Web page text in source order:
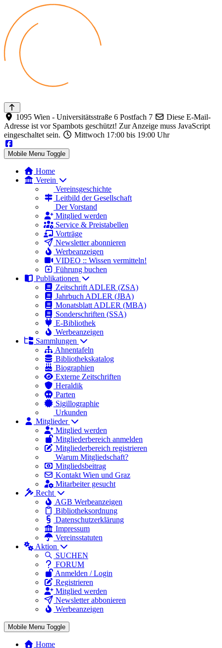
1095 Wien - Universitätsstraße 6 Postfach 7
Diese E-Mail-
Adresse ist vor Spambots geschützt! Zur Anzeige muss JavaScript
eingeschaltet sein.
Mittwoch 17:00 bis 19:00 Uhr
Mobile Menu Toggle
Home
Verein
Vereinsgeschichte
Leitbild der Gesellschaft
Der Vorstand
Mitglied werden
Service & Preistabellen
Vorträge
Newsletter abonnieren
Werbeanzeigen
VIDEO :: Wissen vermitteln!
Führung buchen
Publikationen
Zeitschrift ADLER (ZSA)
Jahrbuch ADLER (JBA)
Monatsblatt ADLER (MBA)
Sonderschriften (SSA)
E-Bibliothek
Werbeanzeigen
Sammlungen
Ahnentafeln
Bibliothekskatalog
Biographien
Externe Zeitschriften
Heraldik
Parten
Sigillographie
Urkunden
Mitglieder
Mitglied werden
Mitgliederbereich anmelden
Mitgliederbereich registrieren
Warum Mitgliedschaft?
Mitgliedsbeitrag
Kontakt Wien und Graz
Mitarbeiter gesucht
Recht
AGB Werbeanzeigen
Bibliotheksordnung
Datenschutzerklärung
Impressum
Vereinsstatuten
Aktion
SUCHEN
FORUM
Anmelden / Login
Registrieren
Mitglied werden
Newsletter abbonieren
Werbeanzeigen
Mobile Menu Toggle
Home